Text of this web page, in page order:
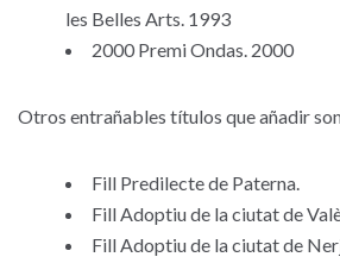
les Belles Arts. 1993
2000 Premi Ondas. 2000
Otros entrañables títulos que añadir
Fill Predilecte de Paterna.
Fill Adoptiu de la ciutat de
Fill Adoptiu de la ciutat de